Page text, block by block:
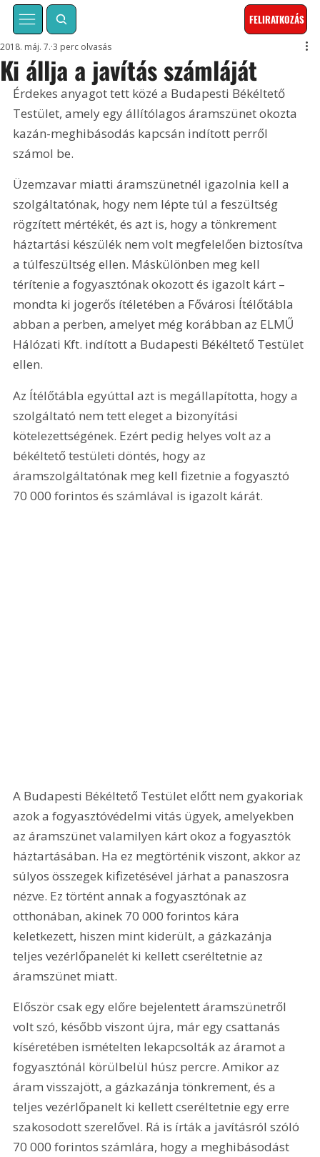
FELIRATKOZÁS
Ki állja a javítás számláját
2018. máj. 7. 3 perc olvasás
Érdekes anyagot tett közé a Budapesti Békéltető
Testület, amely egy állítólagos áramszünet okozta
kazán-meghibásodás kapcsán indított perről
számol be.
Üzemzavar miatti áramszünetnél igazolnia kell a
szolgáltatónak, hogy nem lépte túl a feszültség
rögzített mértékét, és azt is, hogy a tönkrement
háztartási készülék nem volt megfelelően biztosítva
a túlfeszültség ellen. Máskülönben meg kell
térítenie a fogyasztónak okozott és igazolt kárt –
mondta ki jogerős ítéletében a Fővárosi Ítélőtábla
abban a perben, amelyet még korábban az ELMŰ
Hálózati Kft. indított a Budapesti Békéltető Testület
ellen.
Az Ítélőtábla egyúttal azt is megállapította, hogy a
szolgáltató nem tett eleget a bizonyítási
kötelezettségének. Ezért pedig helyes volt az a
békéltető testületi döntés, hogy az
áramszolgáltatónak meg kell fizetnie a fogyasztó
70 000 forintos és számlával is igazolt kárát.
A Budapesti Békéltető Testület előtt nem gyakoriak
azok a fogyasztóvédelmi vitás ügyek, amelyekben
az áramszünet valamilyen kárt okoz a fogyasztók
háztartásában. Ha ez megtörténik viszont, akkor az
súlyos összegek kifizetésével járhat a panaszosra
nézve. Ez történt annak a fogyasztónak az
otthonában, akinek 70 000 forintos kára
keletkezett, hiszen mint kiderült, a gázkazánja
teljes vezérlőpanelét ki kellett cseréltetnie az
áramszünet miatt.
Először csak egy előre bejelentett áramszünetről
volt szó, később viszont újra, már egy csattanás
kíséretében ismételten lekapcsolták az áramot a
fogyasztónál körülbelül húsz percre. Amikor az
áram visszajött, a gázkazánja tönkrement, és a
teljes vezérlőpanelt ki kellett cseréltetnie egy erre
szakosodott szerelővel. Rá is írták a javításról szóló
70 000 forintos számlára, hogy a meghibásodást